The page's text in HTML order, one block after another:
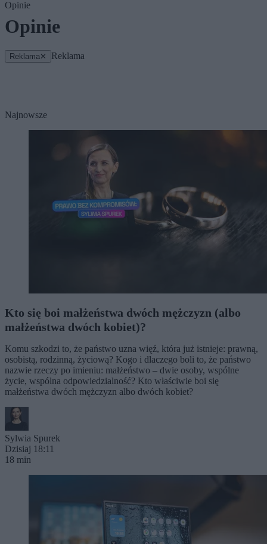
Opinie
Opinie
Reklama✕ Reklama
Najnowsze
Kto się boi małżeństwa dwóch mężczyzn (albo
małżeństwa dwóch kobiet)?
Komu szkodzi to, że państwo uzna więź, która już istnieje: prawną,
osobistą, rodzinną, życiową? Kogo i dlaczego boli to, że państwo
nazwie rzeczy po imieniu: małżeństwo – dwie osoby, wspólne
życie, wspólna odpowiedzialność? Kto właściwie boi się
małżeństwa dwóch mężczyzn albo dwóch kobiet?
Sylwia Spurek
Dzisiaj 18:11
18 min